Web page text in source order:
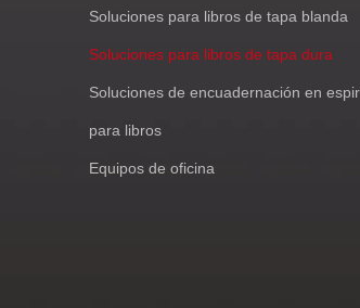
Soluciones para libros de tapa blanda
Soluciones para libros de tapa dura
Soluciones de encuadernación en
para libros
Equipos de oficina